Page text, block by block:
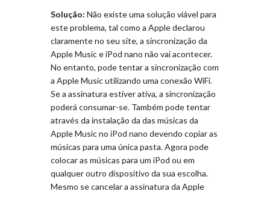
Solução: Não existe uma solução viável para
este problema, tal como a Apple declarou
claramente no seu site, a sincronização da
Apple Music e iPod nano não vai acontecer.
No entanto, pode tentar a sincronização com
a Apple Music utilizando uma conexão WiFi.
Se a assinatura estiver ativa, a sincronização
poderá consumar-se. Também pode tentar
através da instalação da das músicas da
Apple Music no iPod nano devendo copiar as
músicas para uma única pasta. Agora pode
colocar as músicas para um iPod ou em
qualquer outro dispositivo da sua escolha.
Mesmo se cancelar a assinatura da Apple